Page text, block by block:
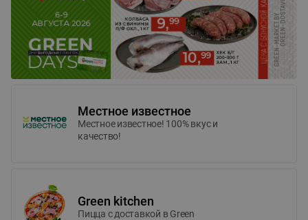
Местное известное
Местное известное! 100% вкус и
качество!
Green kitchen
Пицца c доставкой в Green